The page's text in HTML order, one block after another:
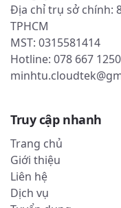
Địa chỉ trụ sở chính:
TPHCM
MST: 0315581414
Hotline: 078 667 1250
Truy cập nhanh
Trang chủ
Giới thiệu
Liên hệ
Dịch vụ